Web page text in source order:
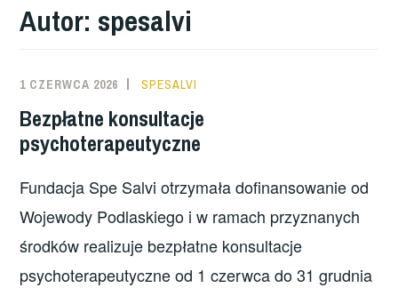
Autor: spesalvi
1 CZERWCA 2026 SPESALVI
Bezpłatne konsultacje
psychoterapeutyczne
Fundacja Spe Salvi otrzymała dofinansowanie od
Wojewody Podlaskiego i w ramach przyznanych
środków realizuje bezpłatne konsultacje
psychoterapeutyczne od 1 czerwca do 31 grudnia